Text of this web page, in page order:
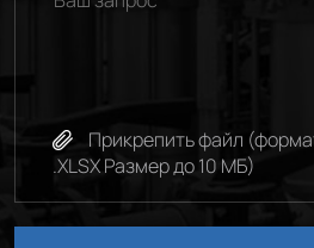
Прикрепить файл
.XLSX Размер до 10 МБ)